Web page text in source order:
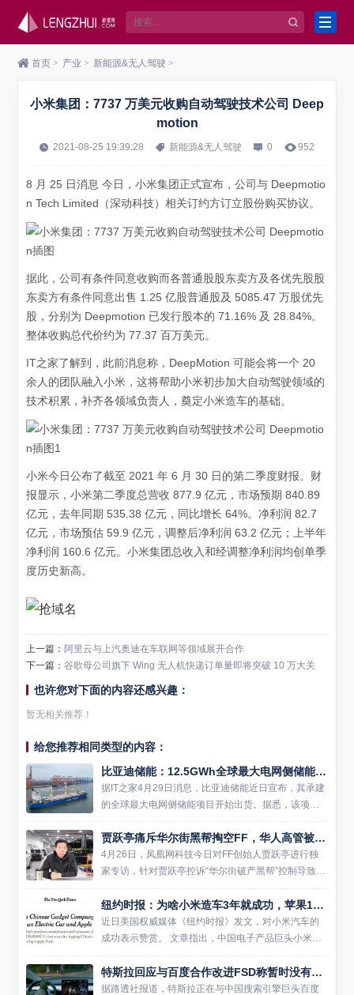
首页 > 产业 > 新能源&无人驾驶 >
小米集团：7737 万美元收购自动驾驶技术公司 Deep
motion
2021-08-25 19:39:28 新能源&无人驾驶 0 952
8 月 25 日消息 今日，小米集团正式宣布，公司与 Deepmotio
n Tech Limited（深动科技）相关订约方订立股份购买协议。
据此，公司有条件同意收购而各普通股股东卖方及各优先股股
东卖方有条件同意出售 1.25 亿股普通股及 5085.47 万股优先
股，分别为 Deepmotion 已发行股本的 71.16% 及 28.84%。
整体收购总代价约为77.37 百万美元。
IT之家了解到，此前消息称，DeepMotion 可能会将一个 20
余人的团队融入小米，这将帮助小米初步加大自动驾驶领域的
技术积累，补齐各领域负责人，奠定小米造车的基础。
小米今日公布了截至 2021 年 6 月 30 日的第二季度财报。财
报显示，小米第二季度总营收 877.9 亿元，市场预期 840.89
亿元，去年同期 535.38 亿元，同比增长 64%。净利润 82.7
亿元，市场预估 59.9 亿元，调整后净利润 63.2 亿元；上半年
净利润 160.6 亿元。小米集团总收入和经调整净利润均创单季
度历史新高。
上一篇：阿里云与上汽奥迪在车联网等领域展开合作
下一篇：谷歌母公司旗下 Wing 无人机快递订单量即将突破 10 万大关
也许您对下面的内容还感兴趣：
暂无相关推荐！
给您推荐相同类型的内容：
比亚迪储能：12.5GWh全球最大电网侧储能项目出货
据IT之家4月29日消息，比亚迪储能近日宣布，其承建
的全球最大电网侧储能项目开始出货。据悉，该项目
位于沙特，总容量高达12.5GWh，将助力沙特实现20
30年50%电力来自可再生能源的目标。 作为项目的
一...
贾跃亭痛斥华尔街黑帮掏空FF，华人高管被排挤
4月26日，凤凰网科技今日对FF创始人贾跃亭进行独
家专访，针对贾跃亭控诉“华尔街破产黑帮”控制导致10
亿美元耗尽，但SEC文件显示贾跃亭参与决策的质
疑，贾跃亭做出回应，并详细披露披露了FF上市后的
公司治理...
纽约时报：为啥小米造车3年就成功，苹果10年研究却不行
近日美国权威媒体《纽约时报》发文，对小米汽车的
成功表示赞赏。 文章指出，中国电子产品巨头小米在
短短三年内成功推出了首款电动汽车SU7，而科技巨
头苹果在探索十年后却于2024年宣布放弃造车计划。
让美国媒体...
特斯拉回应与百度合作改进FSD称暂时没有相关消息
据路透社报道，特斯拉正在与中国搜索引擎巨头百度